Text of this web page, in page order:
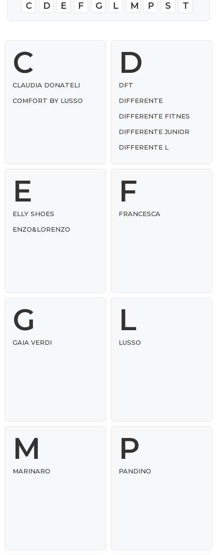
C D E F G L M P S T
C
CLAUDIA DONATELI
COMFORT BY LUSSO
D
DFT
DIFFERENTE
DIFFERENTE FITNES
DIFFERENTE JUNIOR
DIFFERENTE L
E
ELLY SHOES
ENZO&LORENZO
F
FRANCESCA
G
GAIA VERDI
L
LUSSO
M
MARINARO
P
PANDINO